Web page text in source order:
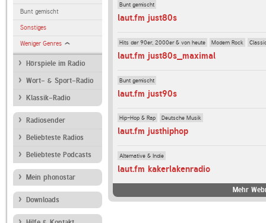
Bunt gemischt
Sonstiges
Weniger Genres
Hörspiele im Radio
Wort- & Sport-Radio
Klassik-Radio
Radiosender
Beliebteste Radios
Beliebteste Podcasts
Mein phonostar
Downloads
Bunt gemischt
laut.fm just80s
Hits der 90er, 2000er & von heute Modern Rock
laut.fm just80s_maximal
Bunt gemischt
laut.fm just90s
Hip-Hop & Rap Deutsche Musik
laut.fm justhiphop
Alternative & Indie
laut.fm kakerlakenradio
Mehr